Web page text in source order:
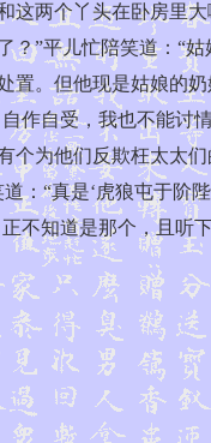
两个丫头在卧房里
”平儿忙陪笑道：“
置。但他现是姑娘的
作自受，我也不能讨
为他们反欺枉太太
：“真是‘虎狼屯于阶
不知道是那个，且听